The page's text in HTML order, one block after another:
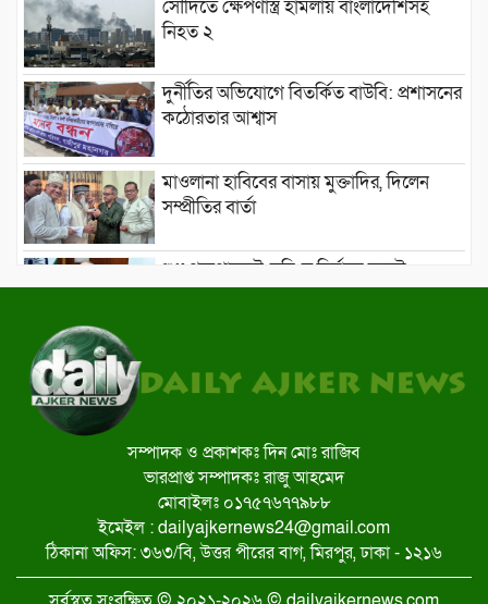
সৌদিতে ক্ষেপণাস্ত্র হামলায় বাংলাদেশিসহ
নিহত ২
দুর্নীতির অভিযোগে বিতর্কিত বাউবি: প্রশাসনের
কঠোরতার আশ্বাস
মাওলানা হাবিবের বাসায় মুক্তাদির, দিলেন
সম্প্রীতির বার্তা
শুধু পক্ষপাতদুষ্ট-সহিংস নির্বাচন হলেই
জামায়াত ইসলামী ক্ষমতায় আসতে পারবে:
পরিদর্শনে বিএনপির শীর্ষ নেতারা
সিলেটকে হারিয়ে ফাইনালে রাজশাহী
প্রার্থীদের প্রতীক বরাদ্দ সম্পন্ন, আজ থেকে
নির্বাচনী প্রচারণা শুরু
সম্পাদক ও প্রকাশকঃ দিন মোঃ রাজিব
ভারপ্রাপ্ত সম্পাদকঃ রাজু আহমেদ
মোবাইলঃ ০১৭৫৭৬৭৭৯৮৮
ইমেইল : dailyajkernews24@gmail.com
ঠিকানা অফিস: ৩৬৩/বি, উত্তর পীরের বাগ, মিরপুর, ঢাকা - ১২১৬